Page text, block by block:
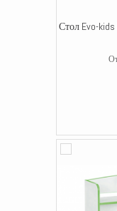
Стол Evo-